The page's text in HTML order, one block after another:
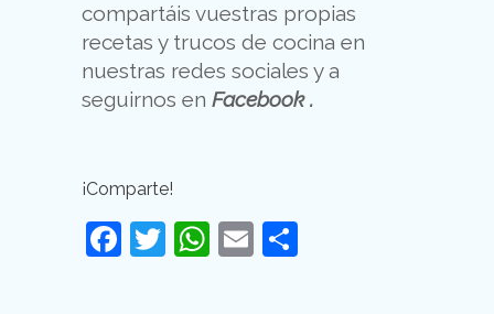
compartáis vuestras propias
recetas y trucos de cocina en
nuestras redes sociales y a
seguirnos en Facebook.
¡Comparte!
Facebook
Twitter
WhatsApp
Email